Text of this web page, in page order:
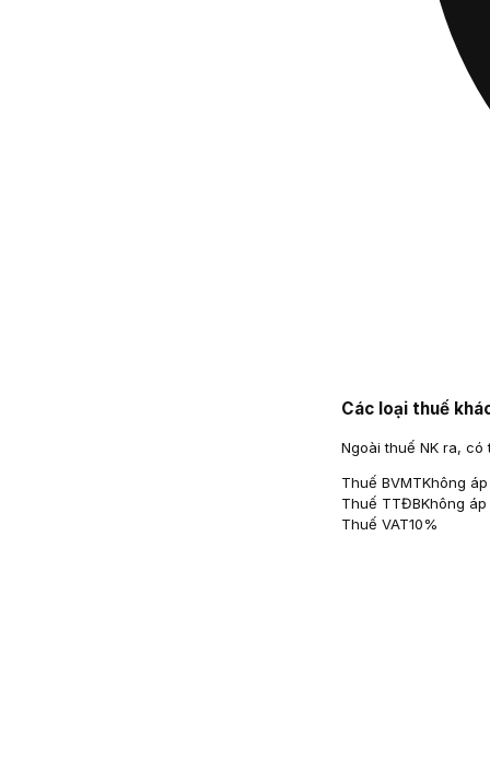
Các loại thuế
Ngoài thuế NK ra,
Thuế BVMTKhông
Thuế TTĐBKhông
Thuế VAT10%